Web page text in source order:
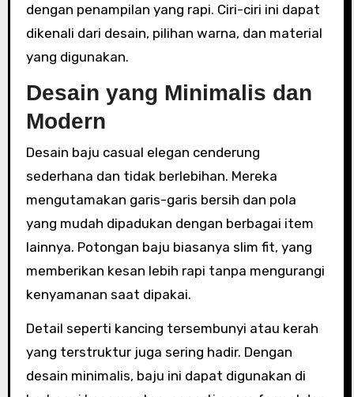
dengan penampilan yang rapi. Ciri-ciri ini dapat
dikenali dari desain, pilihan warna, dan material
yang digunakan.
Desain yang Minimalis dan
Modern
Desain baju casual elegan cenderung
sederhana dan tidak berlebihan. Mereka
mengutamakan garis-garis bersih dan pola
yang mudah dipadukan dengan berbagai item
lainnya. Potongan baju biasanya slim fit, yang
memberikan kesan lebih rapi tanpa mengurangi
kenyamanan saat dipakai.
Detail seperti kancing tersembunyi atau kerah
yang terstruktur juga sering hadir. Dengan
desain minimalis, baju ini dapat digunakan di